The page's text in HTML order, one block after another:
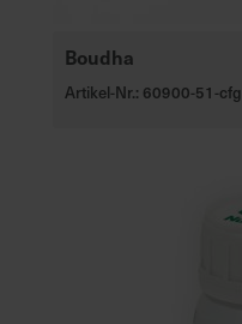
Boudha
Artikel-Nr.: 60900-51-cfg